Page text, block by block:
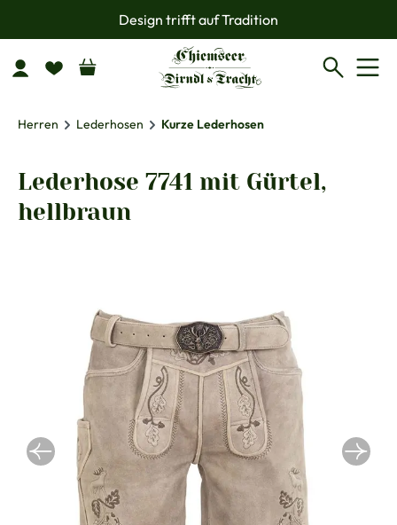
Zum Hauptinhalt springenDesign trifft auf Tradition
Herren Lederhosen Kurze Lederhosen
Lederhose 7741 mit Gürtel,
hellbraun